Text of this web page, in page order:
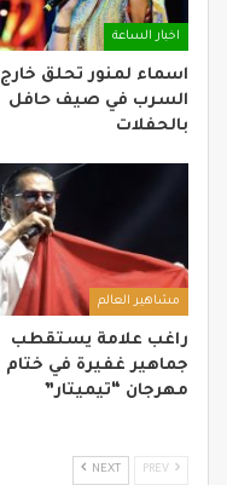
اخبار الساعة
اسماء لمنور تحلق خارج
السرب في صيف حافل
بالحفلات
مشاهير العالم
راغب علامة يستقطب
جماهير غفيرة في ختام
مهرجان “تيميتار”
NEXT